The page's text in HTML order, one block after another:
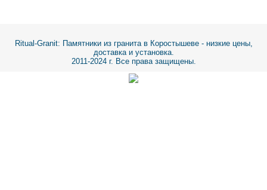
Ritual-Granit: Памятники из гранита в Коростышеве - низкие цены,
доставка и установка.
2011-2024 г. Все права защищены.